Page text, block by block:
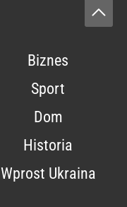
Biznes
Sport
Dom
Historia
Wprost Ukraina